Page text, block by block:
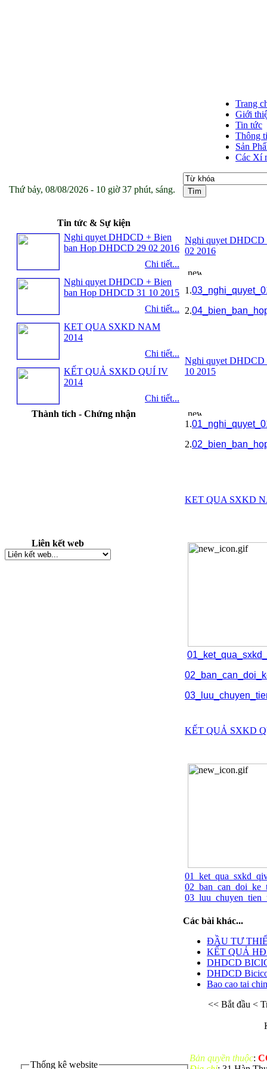
Trang
Giới
Tin tức
Thông
Sản
Các Xí
Thứ bảy, 08/08/2026 - 10 giờ 37 phút, sáng.
Tin tức & Sự kiện
Nghi quyet DHDCD + Bien
ban Hop DHDCD 29 02 2016
Chi tiết...
Nghi quyet DHDCD + Bien
ban Hop DHDCD 31 10 2015
Chi tiết...
KET QUA SXKD NAM
2014
Chi tiết...
KẾT QUẢ SXKD QUÍ IV
2014
Chi tiết...
Thành tích - Chứng nhận
Liên kết web
Nghi quyet
02 2016
1.
2.
Nghi quyet
10 2015
1.
2.
KET QUA SXKD
KẾT QUẢ SXKD
Các bài khác...
ĐẦU TƯ
KẾT QUẢ
DHDCD
DHDCD
Bao cao tai
<< Bắt đầu <
Thống kê website
Bản quyền thuộc: